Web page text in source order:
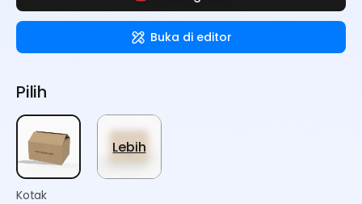
Buka di editor
Pilih
Kotak
Lebih